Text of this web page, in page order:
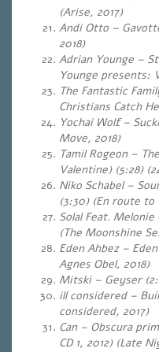
(Arise, 2017)
Andi Otto –
2018)
Adrian Younge –
Younge presents:
The Fantastic
Christians Catch
Yochai Wolf –
Move, 2018)
Tamil Rogeon –
Valentine) (5:28)
Niko Schabel –
(3:30) (En route to
Solal Feat.
(The Moonshine
Eden Ahbez –
Agnes Obel, 2018)
Mitski – Geyser
ill considered –
considered, 2017)
Can – Obscura
CD 1, 2012) (Late